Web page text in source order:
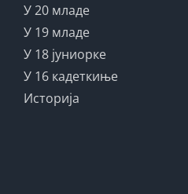
У 20 младе
У 19 младе
У 18 јуниорке
У 16 кадеткиње
Историја